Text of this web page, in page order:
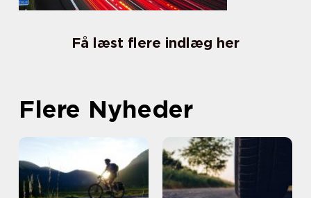
Få læst flere indlæg her
Flere Nyheder